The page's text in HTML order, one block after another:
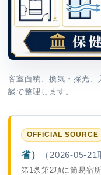
客室面積、換気・採光
談で整理します。
省）
（2026-05-21
第1条第2項に簡易宿